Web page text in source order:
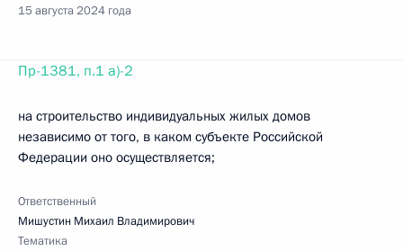
15 августа 2024 года
Пр-1381, п.1 а)-2
на строительство индивидуальных жилых домов
независимо от того, в каком субъекте Российской
Федерации оно осуществляется;
Ответственный
Мишустин Михаил Владимирович
Тематика